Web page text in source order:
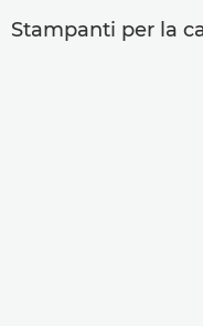
Stampanti per la